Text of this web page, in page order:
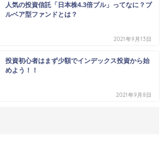
人気の投資信託「日本株4.3倍ブル」ってなに？ブ
ルベア型ファンドとは？
2021年9月13日
投資初心者はまず少額でインデックス投資から始
めよう！！
2021年9月8日